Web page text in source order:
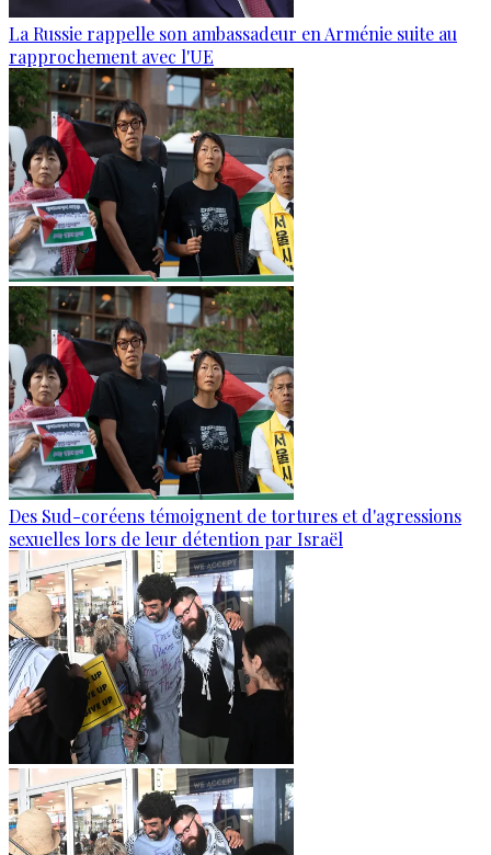
La Russie rappelle son ambassadeur en Arménie suite au
rapprochement avec l'UE
Des Sud-coréens témoignent de tortures et d'agressions
sexuelles lors de leur détention par Israël